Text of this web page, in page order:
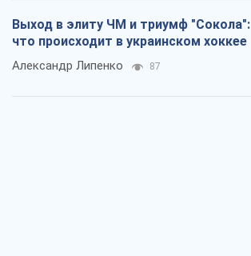
Выход в элиту ЧМ и триумф "Сокола":
что происходит в украинском хоккее
Александр Липенко 87